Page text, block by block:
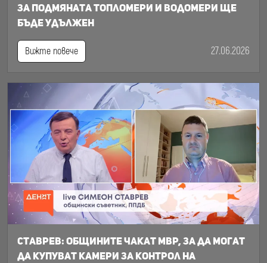
за подмяната топломери и водомери ще
бъде удължен
Вижте повече 27.06.2026
Ставрев: общините чакат МВР, за да могат
да купуват камери за контрол на